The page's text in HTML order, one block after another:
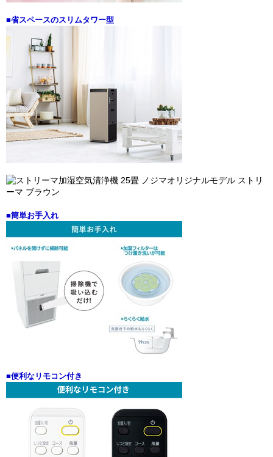
■省スペースのスリムタワー型
■簡単お手入れ
■便利なリモコン付き